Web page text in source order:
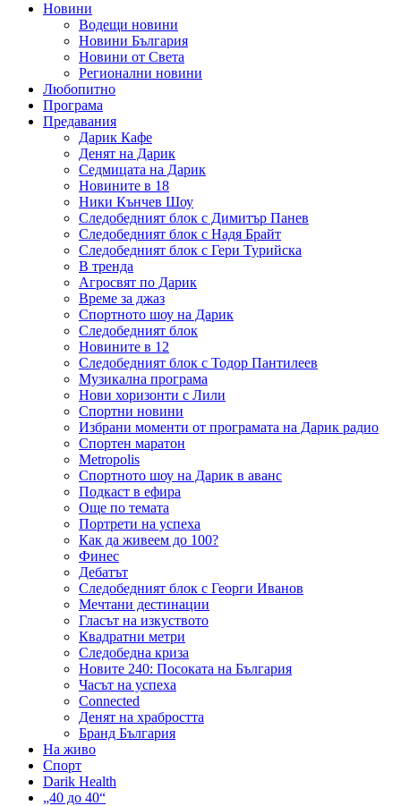
Новини
Водещи новини
Новини България
Новини от Света
Регионални новини
Любопитно
Програма
Предавания
Дарик Кафе
Денят на Дарик
Седмицата на Дарик
Новините в 18
Ники Кънчев Шоу
Следобедният блок с Димитър Панев
Следобедният блок с Надя Брайт
Следобедният блок с Гери Турийска
В тренда
Агросвят по Дарик
Време за джаз
Спортното шоу на Дарик
Следобедният блок
Новините в 12
Следобедният блок с Тодор Пантилеев
Музикална програма
Нови хоризонти с Лили
Спортни новини
Избрани моменти от програмата на Дарик радио
Спортен маратон
Metropolis
Спортното шоу на Дарик в аванс
Подкаст в ефира
Още по темата
Портрети на успеха
Как да живеем до 100?
Финес
Дебатът
Следобедният блок с Георги Иванов
Мечтани дестинации
Гласът на изкуството
Квадратни метри
Следобедна криза
Новите 240: Посоката на България
Часът на успеха
Connected
Денят на храбростта
Бранд България
На живо
Спорт
Darik Health
„40 до 40“